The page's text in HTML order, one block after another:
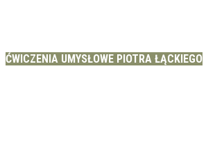
ĆWICZENIA UMYSŁOWE PIOTRA ŁĄCKIEGO